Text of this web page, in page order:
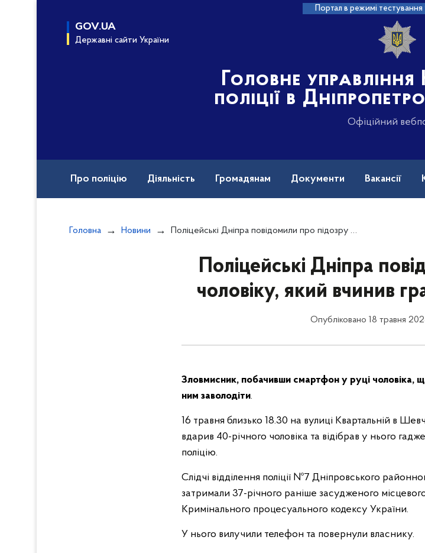
Портал в режимі тестування
GOV.UA
Державні сайти України
Головне
поліції в
Офіційний
Про поліцію Діяльність Громадянам Документи Вакансії
Головна Новини Поліцейські Дніпра повідомили про підозру чоловіку, який вчинив грабіж на вулиці міста
Поліцейські Дніпра
чоловіку, який вчинив
Опубліковано 18 травня
Зловмисник, побачивши смартфон у руці чоловіка,
ним заволодіти.
16 травня близько 18.30 на вулиці Квартальній в
вдарив 40-річного чоловіка та відібрав у нього
поліцію.
Слідчі відділення поліції №7 Дніпровського
затримали 37-річного раніше засудженого
Кримінального процесуального кодексу України.
У нього вилучили телефон та повернули власнику.